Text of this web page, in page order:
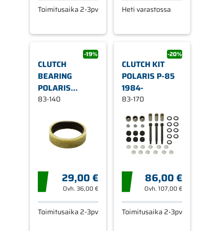
Toimitusaika 2-3pv Heti varastossa
-19%
CLUTCH
BEARING
POLARIS
48X41X12,5MM
83-140
29,00 €
Ovh. 36,00 €
Toimitusaika 2-3pv
-20%
CLUTCH KIT
POLARIS P-85
1984-
83-170
86,00 €
Ovh.107,00 €
Toimitusaika 2-3pv